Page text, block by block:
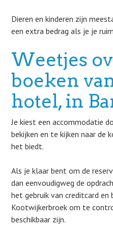
Dieren en kinderen zijn
een extra bedrag als je je
Weetjes
boeken
hotel, in
Je kiest een accommodatie
bekijken en te kijken naar de
het biedt.
Als je klaar bent om de
dan eenvoudigweg de
het gebruik van creditcard
Kootwijkerbroek om te
beschikbaar zijn.